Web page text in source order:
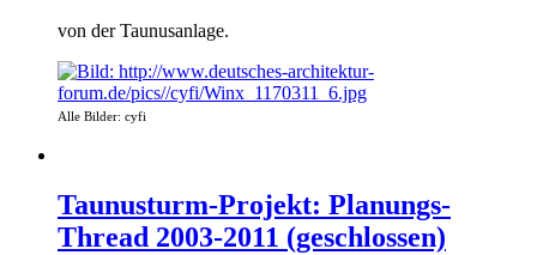
von der Taunusanlage.
Alle Bilder: cyfi
Taunusturm-Projekt: Planungs-
Thread 2003-2011 (geschlossen)